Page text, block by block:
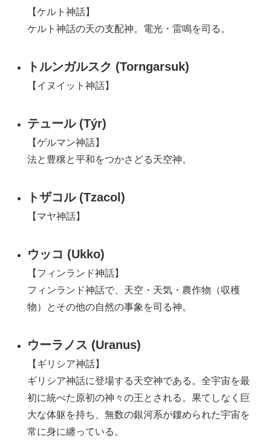
【ケルト神話】
ケルト神話の天の支配神。電光・雷鳴を司る。
トルンガルスク (Torngarsuk)
【イヌイット神話】
テュール (Týr)
【ゲルマン神話】
法と豊穣と平和をつかさどる天空神。
トザコル (Tzacol)
【マヤ神話】
ウッコ (Ukko)
【フィンランド神話】
フィンランド神話で、天空・天気・農作物（収穫
物）とその他の自然の事象を司る神。
ウーラノス (Uranus)
【ギリシア神話】
ギリシア神話に登場する天空神である。全宇宙を最
初に統べた原初の神々の王とされる。果てしなく巨
大な体躯を持ち、無数の銀河系が鏤められた宇宙を
常に身に纏っている。